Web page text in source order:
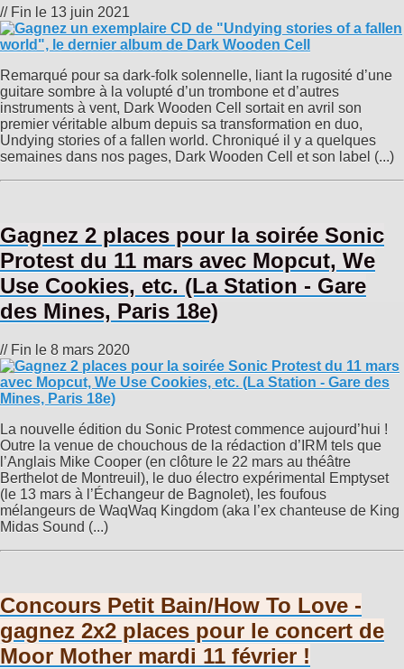
// Fin le 13 juin 2021
Remarqué pour sa dark-folk solennelle, liant la rugosité d’une
guitare sombre à la volupté d’un trombone et d’autres
instruments à vent, Dark Wooden Cell sortait en avril son
premier véritable album depuis sa transformation en duo,
Undying stories of a fallen world. Chroniqué il y a quelques
semaines dans nos pages, Dark Wooden Cell et son label (...)
Gagnez 2 places pour la soirée Sonic
Protest du 11 mars avec Mopcut, We
Use Cookies, etc. (La Station - Gare
des Mines, Paris 18e)
// Fin le 8 mars 2020
La nouvelle édition du Sonic Protest commence aujourd’hui !
Outre la venue de chouchous de la rédaction d’IRM tels que
l’Anglais Mike Cooper (en clôture le 22 mars au théâtre
Berthelot de Montreuil), le duo électro expérimental Emptyset
(le 13 mars à l’Échangeur de Bagnolet), les foufous
mélangeurs de WaqWaq Kingdom (aka l’ex chanteuse de King
Midas Sound (...)
Concours Petit Bain/How To Love -
gagnez 2x2 places pour le concert de
Moor Mother mardi 11 février !